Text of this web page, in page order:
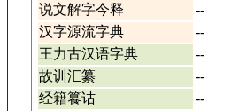
说文解字今释
--
汉字源流字典
--
王力古汉语字典
--
故训汇纂
--
经籍籑诂
--